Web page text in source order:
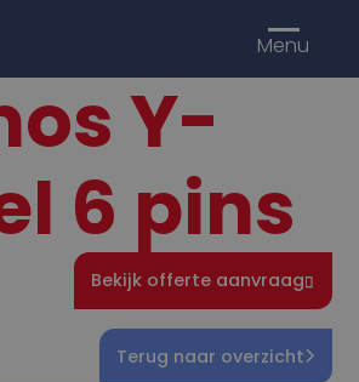
Menu
Y-
6 pins
Bekijk offerte aanvraag
Terug naar overzicht